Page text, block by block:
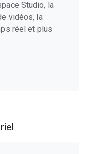
Studio, la
vidéos, la
réel et plus